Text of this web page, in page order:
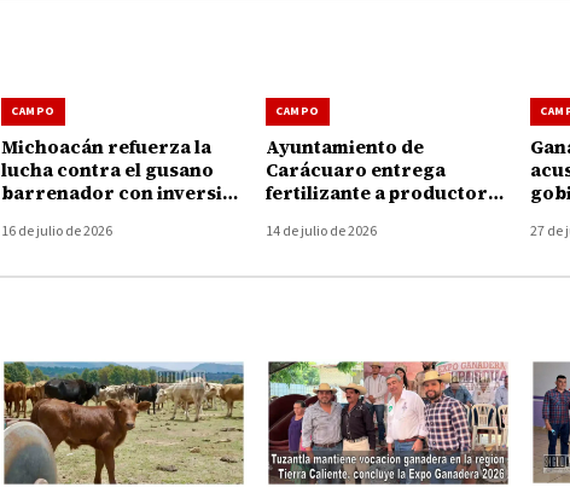
CAMPO
Michoacán refuerza la
lucha contra el gusano
barrenador con inversión
16 de julio de 2026
CAMPO
Ayuntamiento de
Carácuaro entrega
fertilizante a productores
14 de julio de 2026 27 de